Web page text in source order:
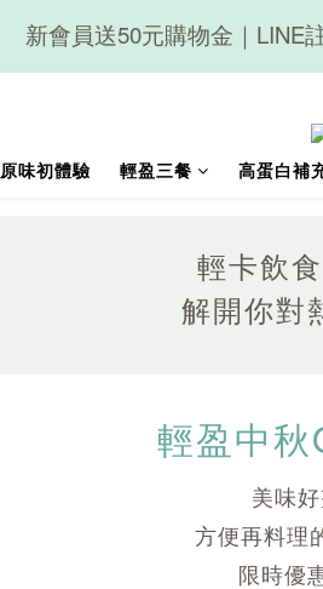
隨心享受｜貝果任選
新會員送50元購物金｜LINE
原味初體驗 輕盈三餐 高蛋白補
輕卡飲
解開你對
輕盈中
美味
方便再料理
限時優